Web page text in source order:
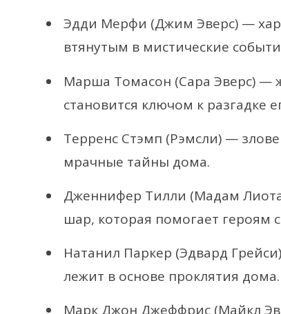
Эдди Мерфи (Джим Эверс) —
втянутым в мистические
Марша Томасон (Сара Эверс) —
становится ключом к разгадке
Терренс Стэмп (Рэмсли) —
мрачные тайны дома.
Дженнифер Тилли (Мадам
шар, которая помогает героям
Натанил Паркер (Эдвард
лежит в основе проклятия дома.
Марк Джон Джеффрис (Майкл